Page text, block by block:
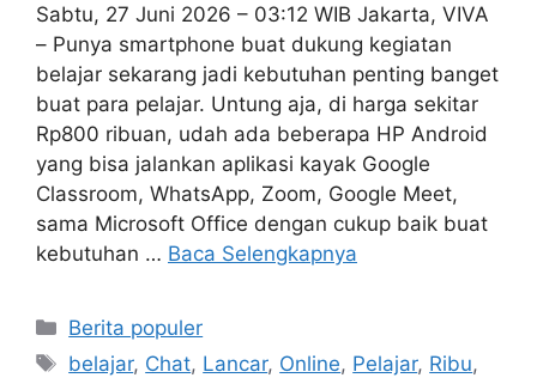
Sabtu, 27 Juni 2026 – 03:12 WIB Jakarta, VIVA
– Punya smartphone buat dukung kegiatan
belajar sekarang jadi kebutuhan penting banget
buat para pelajar. Untung aja, di harga sekitar
Rp800 ribuan, udah ada beberapa HP Android
yang bisa jalankan aplikasi kayak Google
Classroom, WhatsApp, Zoom, Google Meet,
sama Microsoft Office dengan cukup baik buat
kebutuhan … Baca Selengkapnya
Kategori
Berita populer
Tag
belajar, Chat, Lancar, Online, Pelajar, Ribu,